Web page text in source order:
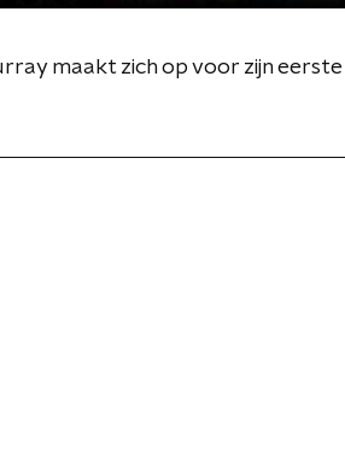
maakt zich op voor zijn